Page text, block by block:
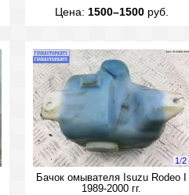
Цена: 1500–1500руб.
1/2
Бачок омывателя Isuzu Rodeo I
1989-2000 гг.